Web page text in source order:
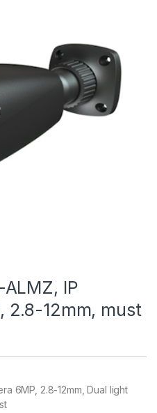
IP
2.8-12mm, must
6MP, 2.8-12mm, Dual light